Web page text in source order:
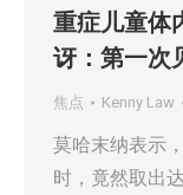
重症儿童体
讶：第一次
焦点 Kenny Law
莫哈末纳表示
时，竟然取出